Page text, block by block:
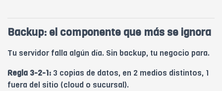
Backup: el componente que más se ignora
Tu servidor falla algún día. Sin backup, tu negocio para.
Regla 3-2-1: 3 copias de datos, en 2 medios distintos, 1
fuera del sitio (cloud o sucursal).